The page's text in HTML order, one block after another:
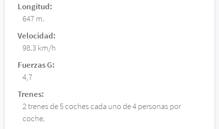
Longitud:
647 m.
Velocidad:
98.3 km/h
Fuerzas G:
4,7
Trenes:
2 trenes de 5 coches cada uno de 4 personas por
coche.